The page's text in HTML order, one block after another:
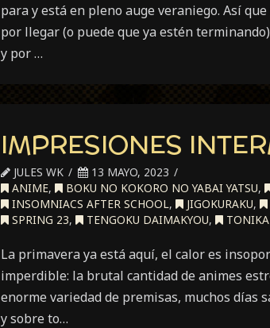
para y está en pleno auge veraniego. Así
por llegar (o puede que ya estén
y por …
IMPRESIONES
JULES WK
13 MAYO, 2023
ANIME, BOKU NO KOKORO NO YABAI YATSU,
INSOMNIACS AFTER SCHOOL, JIGOKURAKU,
SPRING 23, TENGOKU DAIMAKYOU,
La primavera ya está aquí, el calor es
imperdible: la brutal cantidad de animes
enorme variedad de premisas, muchos días
y sobre to…